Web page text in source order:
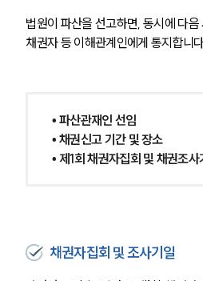
법원이 파산을 선고하면, 동시에 다
채권자 등 이해관계인에게 통지합니
• 파산관재인 선임
• 채권신고 기간 및 장소
• 제1회 채권자집회 및 채권조사
채권자집회 및 조사기일